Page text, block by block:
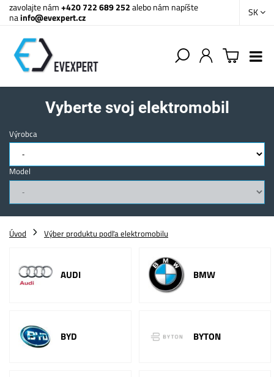
zavolajte nám+420 722 689 252alebo nám napíšte
nainfo@evexpert.cz SK
Vyberte svoj elektromobil
Výrobca
Model
Úvod Výber produktu podľa elektromobilu
AUDI BMW
BYD BYTON